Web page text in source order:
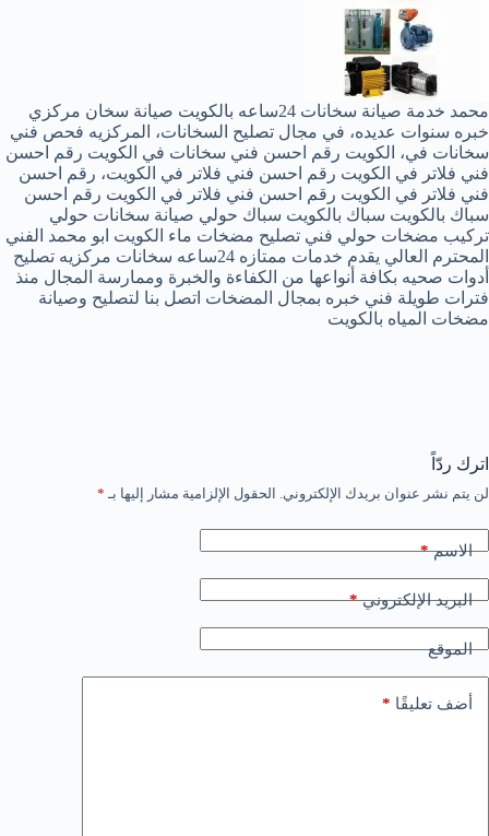
محمد خدمة صيانة سخانات 24ساعه بالكويت صيانة سخان مركزي
خبره سنوات عديده، في مجال تصليح السخانات، المركزيه فحص فني
سخانات في، الكويت رقم احسن فني سخانات في الكويت رقم احسن
فني فلاتر في الكويت رقم احسن فني فلاتر في الكويت، رقم احسن
فني فلاتر في الكويت رقم احسن فني فلاتر في الكويت رقم احسن
سباك بالكويت سباك بالكويت سباك حولي صيانة سخانات حولي
تركيب مضخات حولي فني تصليح مضخات ماء الكويت ابو محمد الفني
المحترم العالي يقدم خدمات ممتازه 24ساعه سخانات مركزيه تصليح
أدوات صحيه بكافة أنواعها من الكفاءة والخبرة وممارسة المجال منذ
فترات طويلة فني خبره بمجال المضخات اتصل بنا لتصليح وصيانة
مضخات المياه بالكويت
اترك ردّاً
لن يتم نشر عنوان بريدك الإلكتروني. الحقول الإلزامية مشار إليها بـ *
الاسم*
البريد الإلكتروني*
الموقع
أضف تعليقًا *